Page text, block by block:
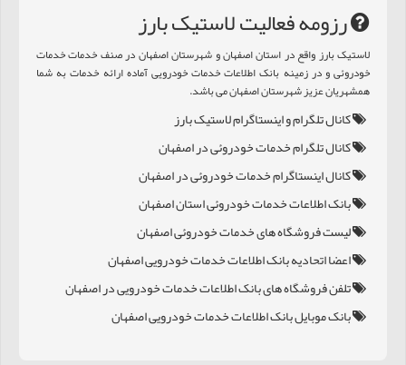
رزومه فعالیت لاستيک بارز
لاستيک بارز واقع در استان اصفهان و شهرستان اصفهان در صنف خدمات خدمات
خودروئی و در زمینه بانک اطلاعات خدمات خودرویی آماده ارائه خدمات به شما
همشهریان عزیز شهرستان اصفهان می باشد.
کانال تلگرام و اینستاگرام لاستيک بارز
کانال تلگرام خدمات خودروئی در اصفهان
کانال اینستاگرام خدمات خودروئی در اصفهان
بانک اطلاعات خدمات خودروئی استان اصفهان
لیست فروشگاه های خدمات خودروئی اصفهان
اعضا اتحادیه بانک اطلاعات خدمات خودرویی اصفهان
تلفن فروشگاه های بانک اطلاعات خدمات خودرویی در اصفهان
بانک موبایل بانک اطلاعات خدمات خودرویی اصفهان